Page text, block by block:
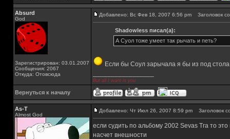
Absurd
God
Зарегистрирован: 03.01.2007
Сообщения: 2067
Откуда: Отовсюда
Добавлено: Вс Фев 18, 2007 6:56 pm Заголовок
Shadowless писал(а):
А Суол тоже умеет так рычать и петь?
Если бы Соул зарычала я бы из под
But all I want is you
Вернуться к началу
As-T
Almost God
Добавлено: Чт Июл 26, 2007 8:59 pm Заголовок
если судить по альбому 2002 Sevas Tra то это
насчет внешности